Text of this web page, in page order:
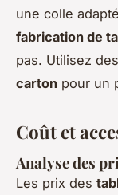
une colle
fabrication de
pas. Utilisez des
carton pour un
Coût et
Analyse des
Les prix des